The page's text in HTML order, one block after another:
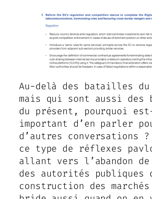
Au-delà des batailles du
mais qui sont aussi des
du présent, pourquoi
important d’en parler
d’autres conversations ?
ce type de réflexes
allant vers l’abandon
des autorités publiques
construction des marchés